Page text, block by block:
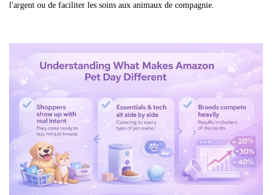
l'argent ou de faciliter les soins aux animaux de compagnie.